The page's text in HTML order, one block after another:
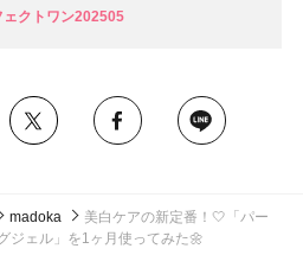
ェクトワン202505
madoka
美白ケアの新定番！🤍「パー
ジェル」を1ヶ月使ってみた🌼